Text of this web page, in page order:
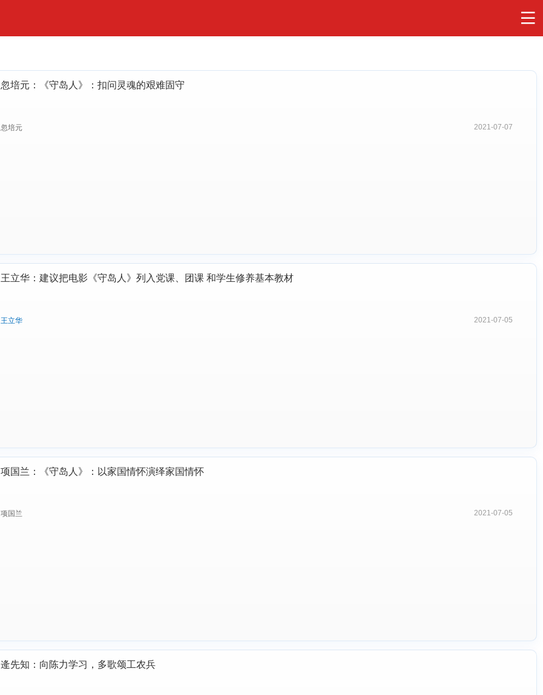
忽培元：《守岛人》：扣问灵魂的艰难固守
忽培元 2021-07-07
王立华：建议把电影《守岛人》列入党课、团课 和学生修养基本教材
王立华 2021-07-05
项国兰：《守岛人》：以家国情怀演绎家国情怀
项国兰 2021-07-05
逄先知：向陈力学习，多歌颂工农兵